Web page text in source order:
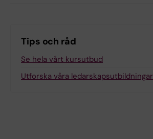
Tips och råd
Se hela vårt kursutbud
Utforska våra ledarskapsutbildningar